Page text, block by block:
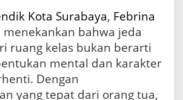
r
g
a
Kota Surabaya, Febrina
menekankan bahwa jeda
ruang kelas bukan berarti
mental dan karakter
Dengan
yang tepat dari orang tua,